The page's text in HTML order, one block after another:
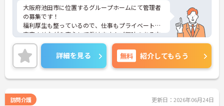
【残業ほぼなしの環境でプライベートの時間を大切
にできます】
・残業がほとんど発生しない業務体制が整っている
ため、定時での退勤が期待できご自身の時間をしっ
・年間休日115日に加えて産前産後休暇や育児休暇
などの制度も完備されているため、ライフステージ
が変化しても安心の体制です
ます】
・介護福祉士に月額20,000円、実務者・初任者研修
大阪府池田市に位置するグループホームにて管理者
の募集です！
福利厚生も整っているので、仕事もプライベートも
充実させながら安心して働けます！ご興味のある方
には、面接対策ポイントなど、さらに詳細をご案内
しますのでお気軽にご相談ください！
詳細を見る 無料 紹介してもらう
訪問介護 更新日：2026年06月24日